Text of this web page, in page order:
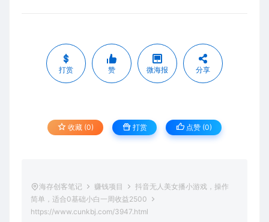
打赏 赞 微海报 分享
收藏 (0) 打赏 点赞 (0)
海存创客笔记 赚钱项目
抖音无人美女播小游戏，操作
简单，适合0基础小白一周收益2500
https://www.cunkbj.com/3947.html